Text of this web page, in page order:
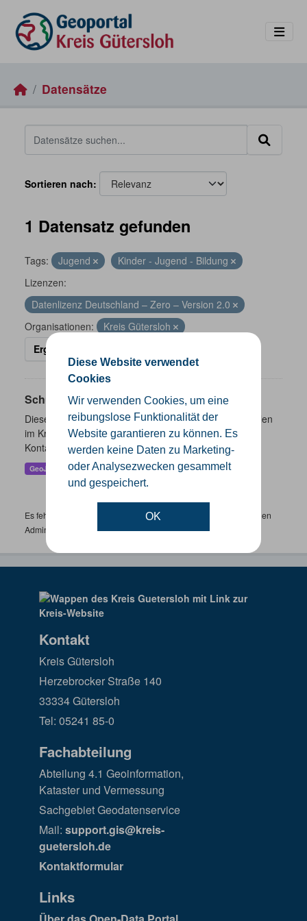
Diese Website verwendet
Cookies
Wir verwenden Cookies, um eine
reibungslose Funktionalität der
Website garantieren zu können. Es
werden keine Daten zu Marketing-
oder Analysezwecken gesammelt
und gespeichert.
OK
Datensätze
Sortieren nach
1 Datensatz gefunden
Tags: Jugend
Kinder - Jugend - Bildung
Lizenzen:
Datenlizenz Deutschland – Zero – Version 2.0
Organisationen:
Kreis Gütersloh
Ergebnisse filtern
Schulen
Dieser Datensatz beinhaltet eine Darstellung der Schulen
im Kreis Gütersloh mit Angaben zu Schulform,
Kontaktmöglichkeiten, Pausenzeiten und Schulträger.
GeoJSON SHP
Es fehlen spezifische Datensätze? Wenden Sie sich bitte an einen
Administrator unter:support.gis@kreis-guetersloh.de
Kontakt
Kreis Gütersloh
Herzebrocker Straße 140
33334 Gütersloh
Tel: 05241 85-0
Fachabteilung
Abteilung 4.1 Geoinformation,
Kataster und Vermessung
Sachgebiet Geodatenservice
Mail: support.gis@kreis-
guetersloh.de
Kontaktformular
Links